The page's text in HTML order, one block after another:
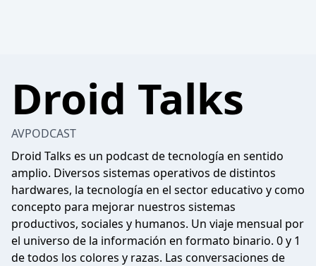
Droid Talks
AVPODCAST
Droid Talks es un podcast de tecnología en sentido
amplio. Diversos sistemas operativos de distintos
hardwares, la tecnología en el sector educativo y como
concepto para mejorar nuestros sistemas
productivos, sociales y humanos. Un viaje mensual por
el universo de la información en formato binario. 0 y 1
de todos los colores y razas. Las conversaciones de